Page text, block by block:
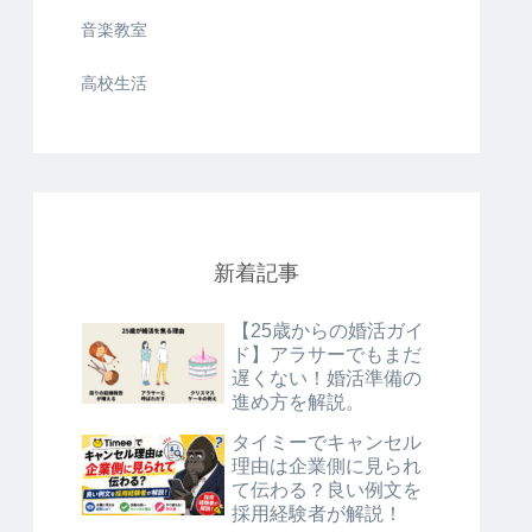
音楽教室
高校生活
新着記事
【25歳からの婚活ガイ
ド】アラサーでもまだ
遅くない！婚活準備の
進め方を解説。
タイミーでキャンセル
理由は企業側に見られ
て伝わる？良い例文を
採用経験者が解説！